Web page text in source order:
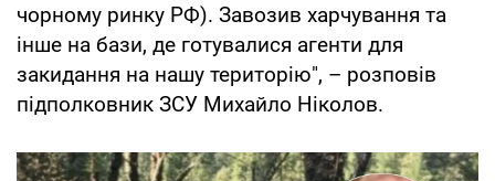
чорному ринку РФ). Завозив харчування та
інше на бази, де готувалися агенти для
закидання на нашу територію", – розповів
підполковник ЗСУ Михайло Ніколов.